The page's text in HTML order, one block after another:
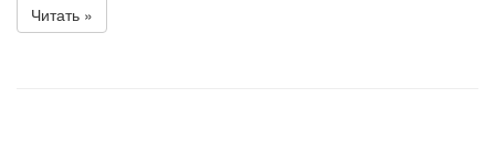
Читать »